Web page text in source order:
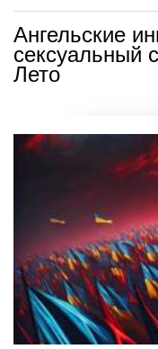
Ангельские
сексуальный
Лето